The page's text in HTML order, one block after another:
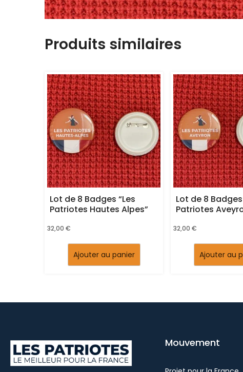
Produits similaires
Lot de 8 Badges “Les
Patriotes Hautes Alpes”
32,00 €
Ajouter au panier
Lot de 8 Badges
Patriotes
32,00€
Ajouter au
Mouvement